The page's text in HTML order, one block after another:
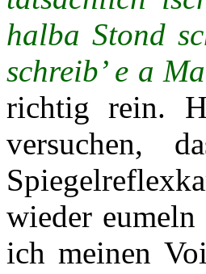
halba Stond
schreib’ e a
richtig rein.
versuchen,
wieder
ich meinen